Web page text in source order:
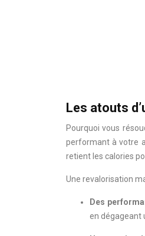
Les atouts
Pourquoi vous
performant à votre
retient les calories
Une revalorisation
Des
en dégageant